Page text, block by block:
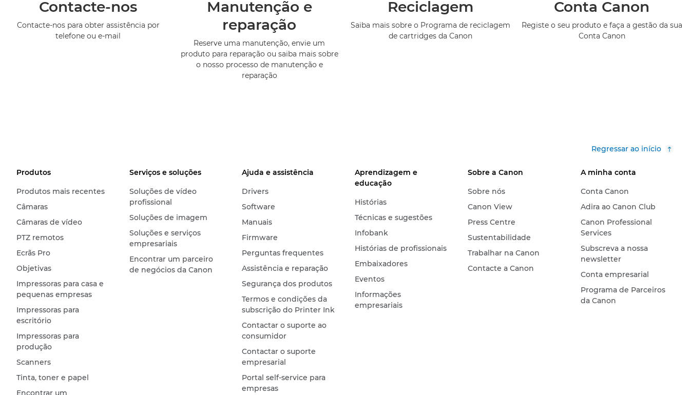
Contacte-nos
Contacte-nos para obter assistência por
telefone ou e-mail
Manutenção e
reparação
Reserve uma manutenção, envie um
produto para reparação ou saiba mais sobre
o nosso processo de manutenção e
reparação
Reciclagem
Saiba mais sobre o Programa de reciclagem
de cartridges da Canon
Conta Canon
Registe o seu produto e faça a gestão da sua
Conta Canon
Regressar ao início
Produtos
Produtos mais recentes
Câmaras
Câmaras de vídeo
PTZ remotos
Ecrãs Pro
Objetivas
Impressoras para casa e
pequenas empresas
Impressoras para
escritório
Impressoras para
produção
Scanners
Tinta, toner e papel
Encontrar um
Serviços e soluções
Soluções de vídeo
profissional
Soluções de imagem
Soluções e serviços
empresariais
Encontrar um parceiro
de negócios da Canon
Ajuda e assistência
Drivers
Software
Manuais
Firmware
Perguntas frequentes
Assistência e reparação
Segurança dos produtos
Termos e condições da
subscrição do Printer Ink
Contactar o suporte ao
consumidor
Contactar o suporte
empresarial
Portal self-service para
empresas
Aprendizagem e
educação
Histórias
Técnicas e sugestões
Infobank
Histórias de profissionais
Embaixadores
Eventos
Informações
empresariais
Sobre a Canon
Sobre nós
Canon View
Press Centre
Sustentabilidade
Trabalhar na Canon
Contacte a Canon
A minha conta
Conta Canon
Adira ao Canon Club
Canon Professional
Services
Subscreva a nossa
newsletter
Conta empresarial
Programa de Parceiros
da Canon